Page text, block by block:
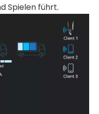
Spielen führt.